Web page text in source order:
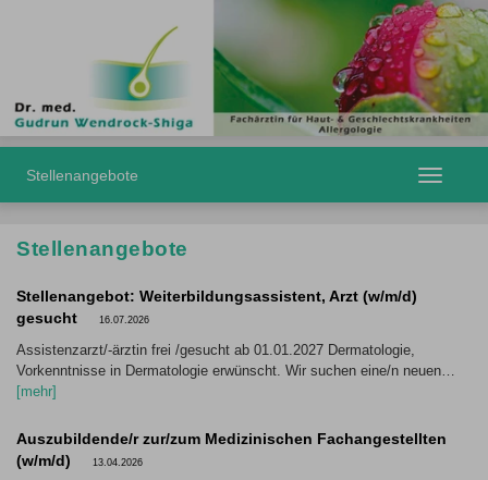
Stellenangebote
Toggle
Stellenangebote
Stellenangebot: Weiterbildungsassistent, Arzt (w/m/d)
gesucht
16.07.2026
Assistenzarzt/-ärztin frei /gesucht ab 01.01.2027 Dermatologie,
Vorkenntnisse in Dermatologie erwünscht. Wir suchen eine/n neuen…
[mehr]
Auszubildende/r zur/zum Medizinischen Fachangestellten
(w/m/d)
13.04.2026